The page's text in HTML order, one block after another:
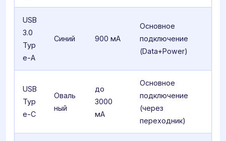
USB
3.0
Typ
e-A
Синий 900 мА
Основное
подключение
(Data+Power)
USB
Typ
e-C
Оваль
ный
до
3000
мА
Основное
подключение
(через
переходник)